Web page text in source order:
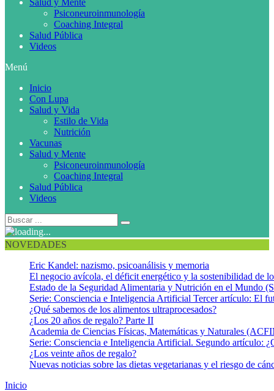
Salud y Mente
Psiconeuroinmunología
Coaching Integral
Salud Pública
Videos
Menú
Inicio
Con Lupa
Salud y Vida
Estilo de Vida
Nutrición
Vacunas
Salud y Mente
Psiconeuroinmunología
Coaching Integral
Salud Pública
Videos
NOVEDADES
Eric Kandel: nazismo, psicoanálisis y memoria
El negocio avícola, el déficit energético y la sostenibilidad de
Estado de la Seguridad Alimentaria y Nutrición en el Mundo
Serie: Consciencia e Inteligencia Artificial Tercer artículo: El
¿Qué sabemos de los alimentos ultraprocesados?
¿Los 20 años de regalo? Parte II
Academia de Ciencias Físicas, Matemáticas y Naturales
Serie: Consciencia e Inteligencia Artificial. Segundo artículo:
¿Los veinte años de regalo?
Nuevas noticias sobre las dietas vegetarianas y el riesgo de
Inicio